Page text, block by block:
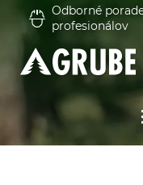
Odborné
profesionálov